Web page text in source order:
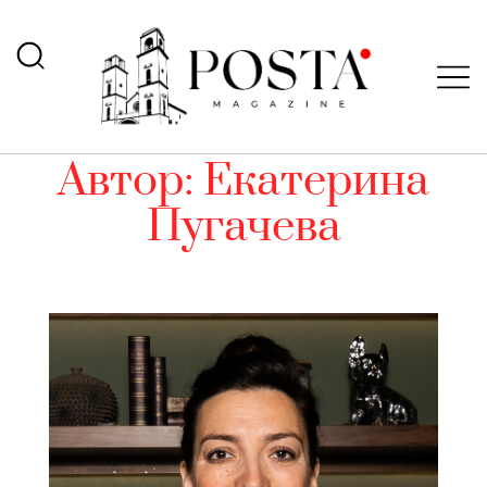
Автор: Екатерина
Пугачева